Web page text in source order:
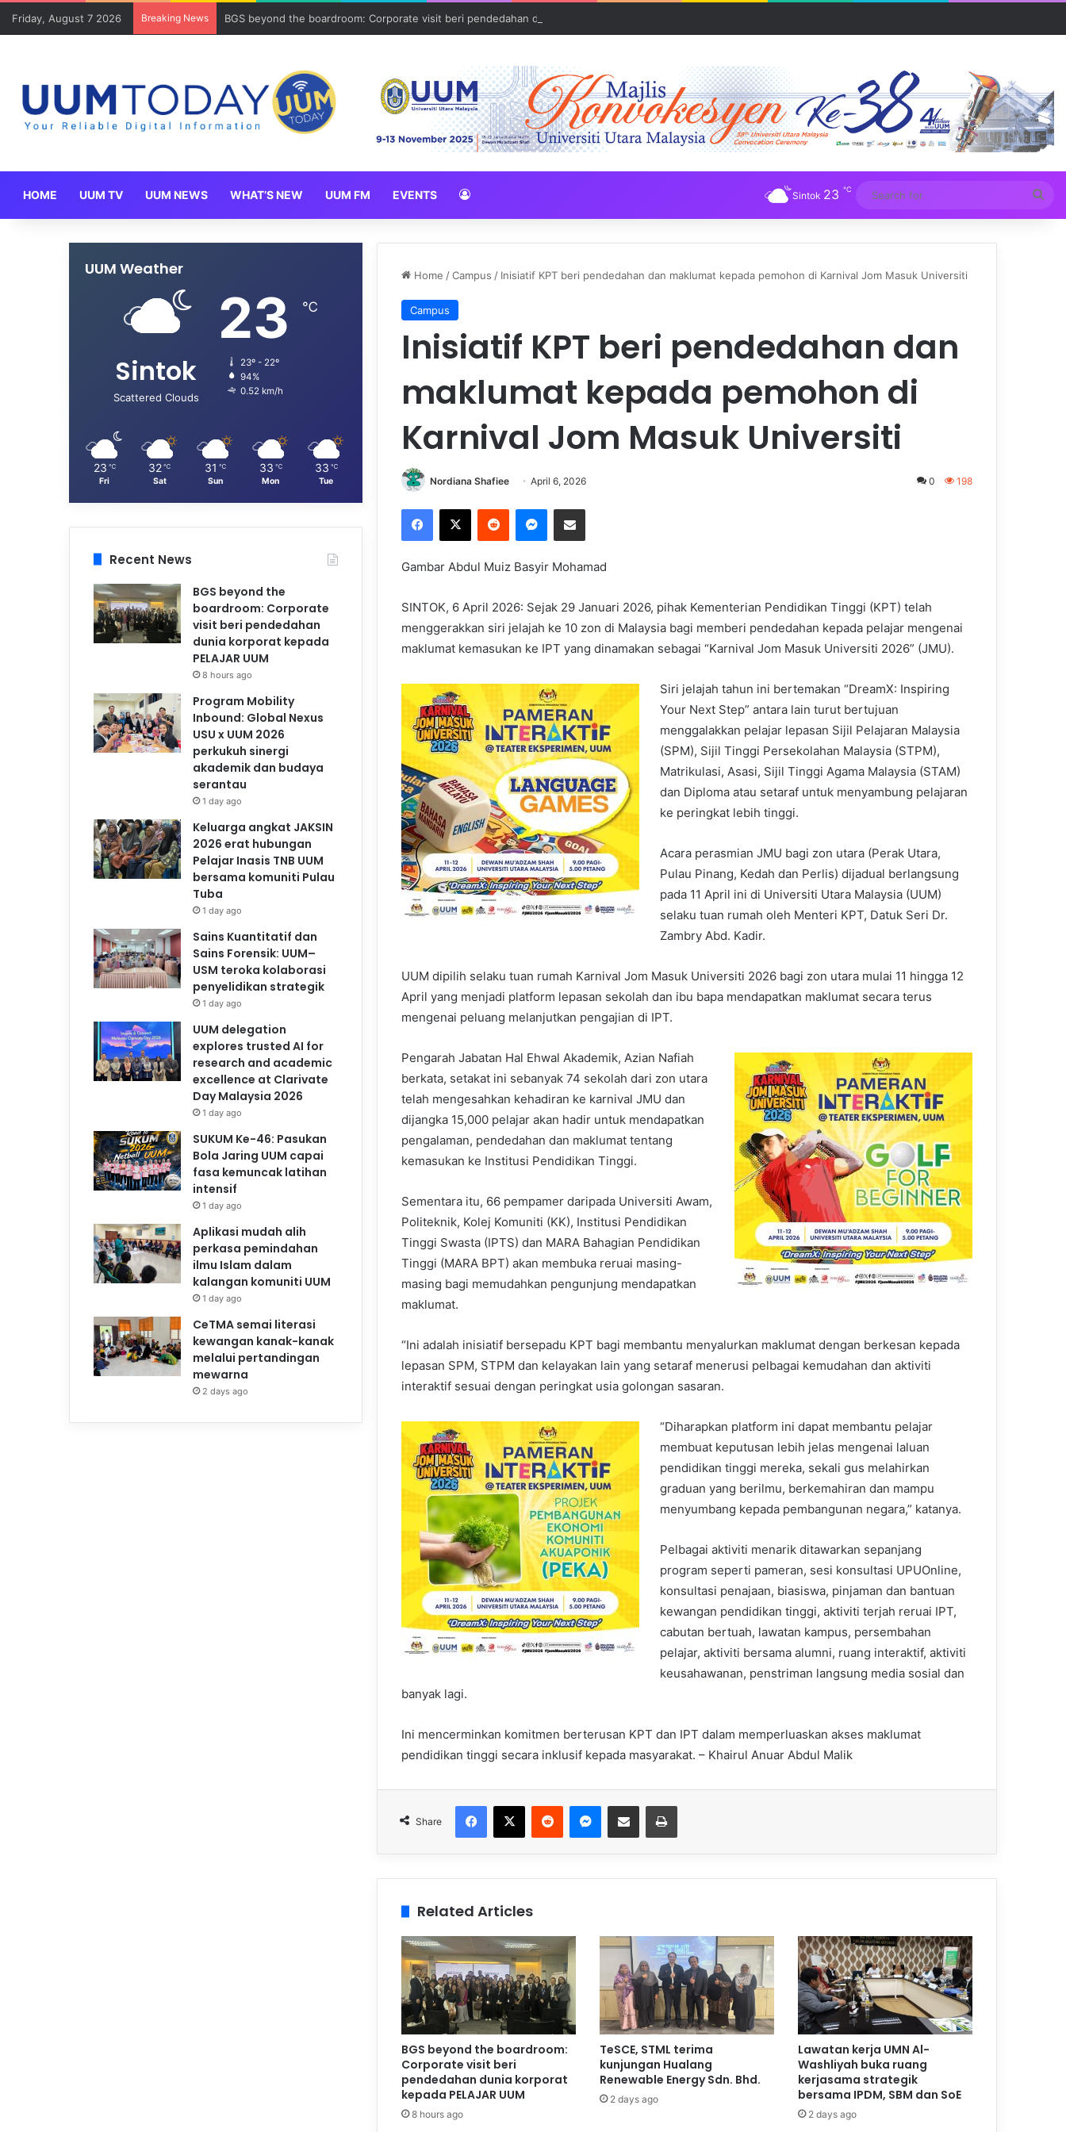
Friday, August 7 2026 Breaking News BGS beyond the boardroom: Corporate visit beri pendedahan dunia korporat kepada PELAJAR UUM
HOME UUM TV UUM NEWS WHAT’S NEW UUM FM EVENTS Sintok 23 ℃
for
Home /Campus / Inisiatif KPT beri pendedahan dan maklumat kepada pemohon di Karnival Jom Masuk Universiti
Campus
Inisiatif KPT beri pendedahan dan
maklumat kepada pemohon di
Karnival Jom Masuk Universiti
Nordiana Shafiee April 6, 2026 0 198
Gambar Abdul Muiz Basyir Mohamad
SINTOK, 6 April 2026: Sejak 29 Januari 2026, pihak Kementerian Pendidikan Tinggi (KPT) telah
menggerakkan siri jelajah ke 10 zon di Malaysia bagi memberi pendedahan kepada pelajar mengenai
maklumat kemasukan ke IPT yang dinamakan sebagai “Karnival Jom Masuk Universiti 2026” (JMU).
Siri jelajah tahun ini bertemakan “DreamX: Inspiring
Your Next Step” antara lain turut bertujuan
menggalakkan pelajar lepasan Sijil Pelajaran Malaysia
(SPM), Sijil Tinggi Persekolahan Malaysia (STPM),
Matrikulasi, Asasi, Sijil Tinggi Agama Malaysia (STAM)
dan Diploma atau setaraf untuk menyambung pelajaran
ke peringkat lebih tinggi.
Acara perasmian JMU bagi zon utara (Perak Utara,
Pulau Pinang, Kedah dan Perlis) dijadual berlangsung
pada 11 April ini di Universiti Utara Malaysia (UUM)
selaku tuan rumah oleh Menteri KPT, Datuk Seri Dr.
Zambry Abd. Kadir.
UUM dipilih selaku tuan rumah Karnival Jom Masuk Universiti 2026 bagi zon utara mulai 11 hingga 12
April yang menjadi platform lepasan sekolah dan ibu bapa mendapatkan maklumat secara terus
mengenai peluang melanjutkan pengajian di IPT.
Pengarah Jabatan Hal Ehwal Akademik, Azian Nafiah
berkata, setakat ini sebanyak 74 sekolah dari zon utara
telah mengesahkan kehadiran ke karnival JMU dan
dijangka 15,000 pelajar akan hadir untuk mendapatkan
pengalaman, pendedahan dan maklumat tentang
kemasukan ke Institusi Pendidikan Tinggi.
Sementara itu, 66 pempamer daripada Universiti Awam,
Politeknik, Kolej Komuniti (KK), Institusi Pendidikan
Tinggi Swasta (IPTS) dan MARA Bahagian Pendidikan
Tinggi (MARA BPT) akan membuka reruai masing-
masing bagi memudahkan pengunjung mendapatkan
maklumat.
“Ini adalah inisiatif bersepadu KPT bagi membantu menyalurkan maklumat dengan berkesan kepada
lepasan SPM, STPM dan kelayakan lain yang setaraf menerusi pelbagai kemudahan dan aktiviti
interaktif sesuai dengan peringkat usia golongan sasaran.
“Diharapkan platform ini dapat membantu pelajar
membuat keputusan lebih jelas mengenai laluan
pendidikan tinggi mereka, sekali gus melahirkan
graduan yang berilmu, berkemahiran dan mampu
menyumbang kepada pembangunan negara,” katanya.
Pelbagai aktiviti menarik ditawarkan sepanjang
program seperti pameran, sesi konsultasi UPUOnline,
konsultasi penajaan, biasiswa, pinjaman dan bantuan
kewangan pendidikan tinggi, aktiviti terjah reruai IPT,
cabutan bertuah, lawatan kampus, persembahan
pelajar, aktiviti bersama alumni, ruang interaktif, aktiviti
keusahawanan, penstriman langsung media sosial dan
banyak lagi.
Ini mencerminkan komitmen berterusan KPT dan IPT dalam memperluaskan akses maklumat
pendidikan tinggi secara inklusif kepada masyarakat. – Khairul Anuar Abdul Malik
Share
Related Articles
BGS beyond the boardroom:
Corporate visit beri
pendedahan dunia korporat
kepada PELAJAR UUM
8 hours ago
TeSCE, STML terima
kunjungan Hualang
Renewable Energy Sdn. Bhd.
2 days ago
Lawatan kerja UMN Al-
Washliyah buka ruang
kerjasama strategik
bersama IPDM, SBM dan SoE
2 days ago
UUM Weather
Sintok
Scattered Clouds
23 ℃
23º - 22º
94%
0.52 km/h
23 ℃
Fri
32 ℃
Sat
31 ℃
Sun
33 ℃
Mon
33 ℃
Tue
Recent News
BGS beyond the
boardroom: Corporate
visit beri pendedahan
dunia korporat kepada
PELAJAR UUM
8 hours ago
Program Mobility
Inbound: Global Nexus
USU x UUM 2026
perkukuh sinergi
akademik dan budaya
serantau
1 day ago
Keluarga angkat JAKSIN
2026 erat hubungan
Pelajar Inasis TNB UUM
bersama komuniti Pulau
Tuba
1 day ago
Sains Kuantitatif dan
Sains Forensik: UUM–
USM teroka kolaborasi
penyelidikan strategik
1 day ago
UUM delegation
explores trusted AI for
research and academic
excellence at Clarivate
Day Malaysia 2026
1 day ago
SUKUM Ke-46: Pasukan
Bola Jaring UUM capai
fasa kemuncak latihan
intensif
1 day ago
Aplikasi mudah alih
perkasa pemindahan
ilmu Islam dalam
kalangan komuniti UUM
1 day ago
CeTMA semai literasi
kewangan kanak-kanak
melalui pertandingan
mewarna
2 days ago